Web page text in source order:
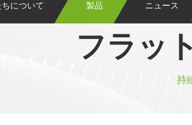
について 製品 ニュース
フラッ
持